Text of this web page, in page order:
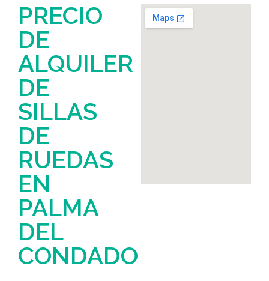
PRECIO
DE
ALQUILER
DE
SILLAS
DE
RUEDAS
EN
PALMA
DEL
CONDADO